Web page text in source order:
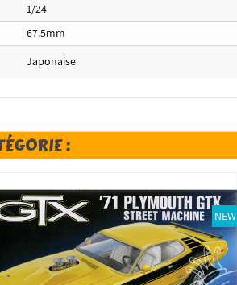
1/24
67.5mm
Japonaise
:
NEW